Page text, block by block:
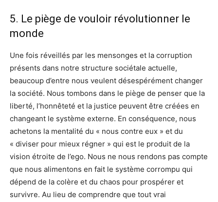
5. Le piège de vouloir révolutionner le
monde
Une fois réveillés par les mensonges et la corruption
présents dans notre structure sociétale actuelle,
beaucoup d’entre nous veulent désespérément changer
la société. Nous tombons dans le piège de penser que la
liberté, l’honnêteté et la justice peuvent être créées en
changeant le système externe. En conséquence, nous
achetons la mentalité du « nous contre eux » et du
« diviser pour mieux régner » qui est le produit de la
vision étroite de l’ego. Nous ne nous rendons pas compte
que nous alimentons en fait le système corrompu qui
dépend de la colère et du chaos pour prospérer et
survivre. Au lieu de comprendre que tout vrai